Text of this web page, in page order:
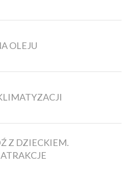
OLEJU
Z DZIECKIEM.